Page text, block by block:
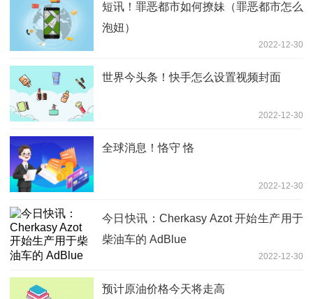
短讯！罪恶都市如何撩妹（罪恶都市怎么
泡妞）
2022-12-30
世界今头条！快手怎么设置视频封面
2022-12-30
全球消息！恪守 恪
2022-12-30
今日快讯：Cherkasy Azot 开始生产用于
柴油车的 AdBlue
2022-12-30
预计原油价格今天将走高